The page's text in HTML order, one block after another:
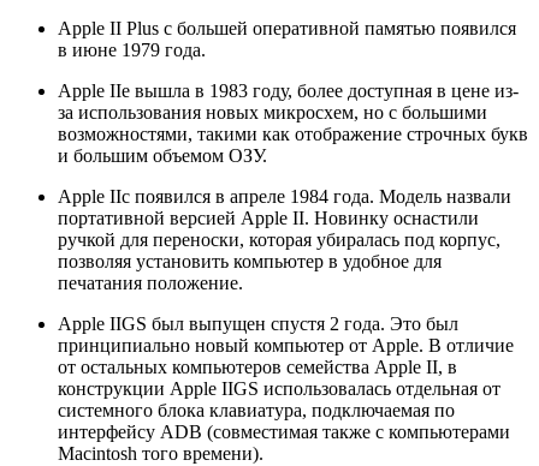
Apple II Plus с большей оперативной памятью появился
в июне 1979 года.
Apple IIe вышла в 1983 году, более доступная в цене из-
за использования новых микросхем, но с большими
возможностями, такими как отображение строчных букв
и большим объемом ОЗУ.
Apple IIc появился в апреле 1984 года. Модель назвали
портативной версией Apple II. Новинку оснастили
ручкой для переноски, которая убиралась под корпус,
позволяя установить компьютер в удобное для
печатания положение.
Apple IIGS был выпущен спустя 2 года. Это был
принципиально новый компьютер от Apple. В отличие
от остальных компьютеров семейства Apple II, в
конструкции Apple IIGS использовалась отдельная от
системного блока клавиатура, подключаемая по
интерфейсу ADB (совместимая также с компьютерами
Macintosh того времени).